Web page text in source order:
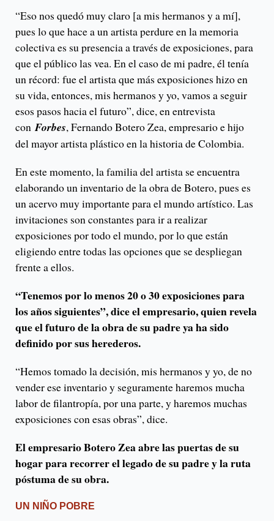
“Eso nos quedó muy claro [a mis hermanos y a mí],
pues lo que hace a un artista perdure en la memoria
colectiva es su presencia a través de exposiciones, para
que el público las vea. En el caso de mi padre, él tenía
un récord: fue el artista que más exposiciones hizo en
su vida, entonces, mis hermanos y yo, vamos a seguir
esos pasos hacia el futuro”, dice, en entrevista
conForbes, Fernando Botero Zea, empresario e hijo
del mayor artista plástico en la historia de Colombia.
En este momento, la familia del artista se encuentra
elaborando un inventario de la obra de Botero, pues es
un acervo muy importante para el mundo artístico. Las
invitaciones son constantes para ir a realizar
exposiciones por todo el mundo, por lo que están
eligiendo entre todas las opciones que se despliegan
frente a ellos.
“Tenemos por lo menos 20 o 30 exposiciones para
los años siguientes”, dice el empresario, quien revela
que el futuro de la obra de su padre ya ha sido
definido por sus herederos.
“Hemos tomado la decisión, mis hermanos y yo, de no
vender ese inventario y seguramente haremos mucha
labor de filantropía, por una parte, y haremos muchas
exposiciones con esas obras”, dice.
El empresario Botero Zea abre las puertas de su
hogar para recorrer el legado de su padre y la ruta
póstuma de su obra.
UN NIÑO POBRE